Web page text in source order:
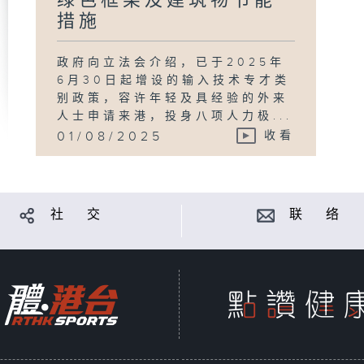
措施
政府向立法会介绍，已于2025年
6月30日起增设的输入技术专才类
别政策，容许年轻及具经验的外来
人士申请来港，投身八项人力极...
01/08/2025 收看
社 交 联 络